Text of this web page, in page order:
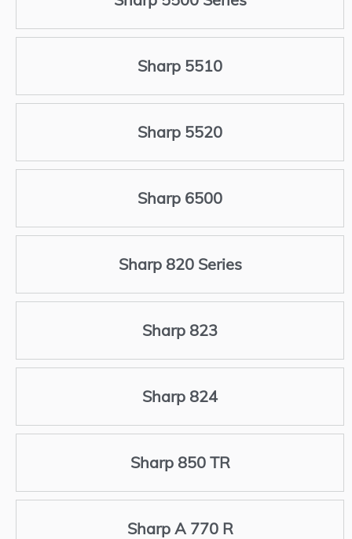
Sharp 5510
Sharp 5520
Sharp 6500
Sharp 820 Series
Sharp 823
Sharp 824
Sharp 850 TR
Sharp A 770 R